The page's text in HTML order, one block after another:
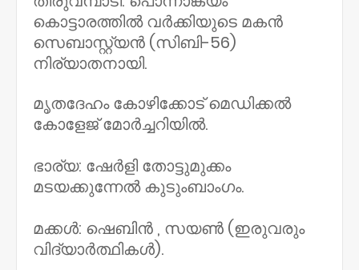
കൊട്ടാരത്തിൽ വർക്കിയുടെ മകൻ
സെബാസ്റ്റ്യൻ (സിബി-56)
നിര്യാതനായി.
മൃതദേഹം കോഴിക്കോട് മെഡിക്കൽ
കോളേജ് മോർച്ചറിയിൽ.
ഭാര്യ: ഷേർളി തോട്ടുമുക്കം
മടയക്കുന്നേൽ കുടുംബാംഗം.
മക്കൾ: ഷെബിൻ , സയൺ (ഇരുവരും
വിദ്യാർത്ഥികൾ).